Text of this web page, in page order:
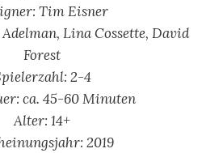
Tim Eisner
Lina Cossette, David
Forest
2-4
ca. 45-60 Minuten
Alter: 14+
2019